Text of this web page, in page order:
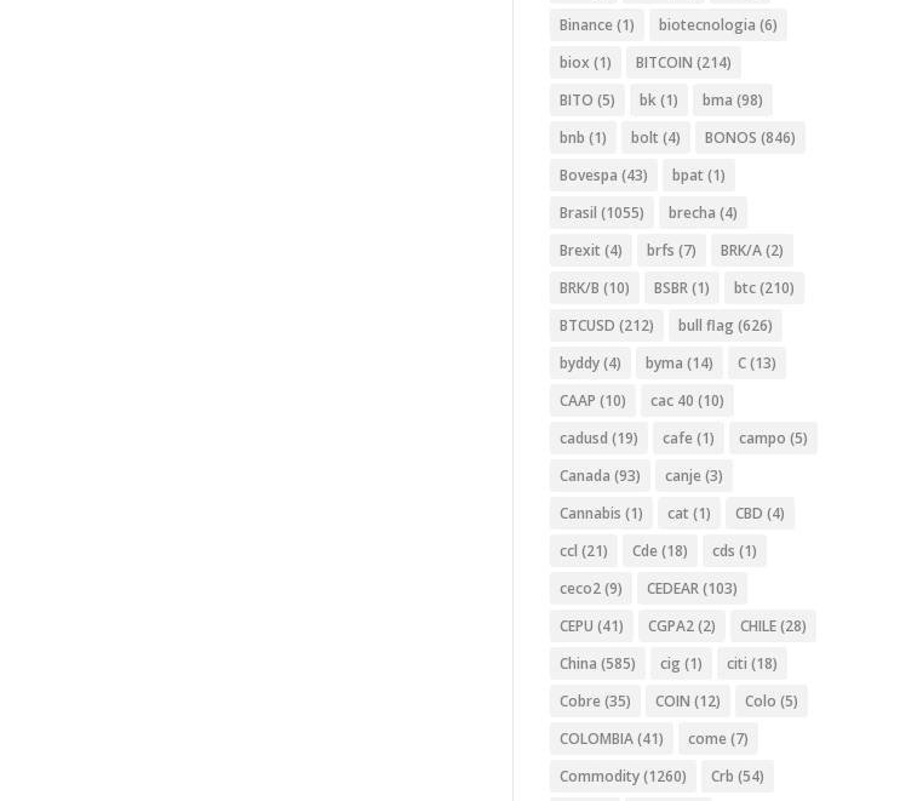
Binance (1) biotecnologia (6)
biox (1) BITCOIN (214)
BITO (5) bk(1) bma (98)
bnb (1) bolt (4) BONOS (846)
Bovespa (43) bpat (1)
Brasil (1055) brecha (4)
Brexit (4) brfs (7) BRK/A(2)
BRK/B (10) BSBR(1) btc(210)
BTCUSD (212) bull flag (626)
byddy(4) byma (14) C(13)
CAAP (10) cac 40 (10)
cadusd (19) cafe (1) campo (5)
Canada (93) canje (3)
Cannabis (1) cat (1) CBD (4)
ccl (21) Cde (18) cds (1)
ceco2(9) CEDEAR(103)
CEPU (41) CGPA2(2) CHILE(28)
China (585) cig (1) citi (18)
Cobre (35) COIN (12) Colo (5)
COLOMBIA(41) come (7)
Commodity(1260) Crb (54)